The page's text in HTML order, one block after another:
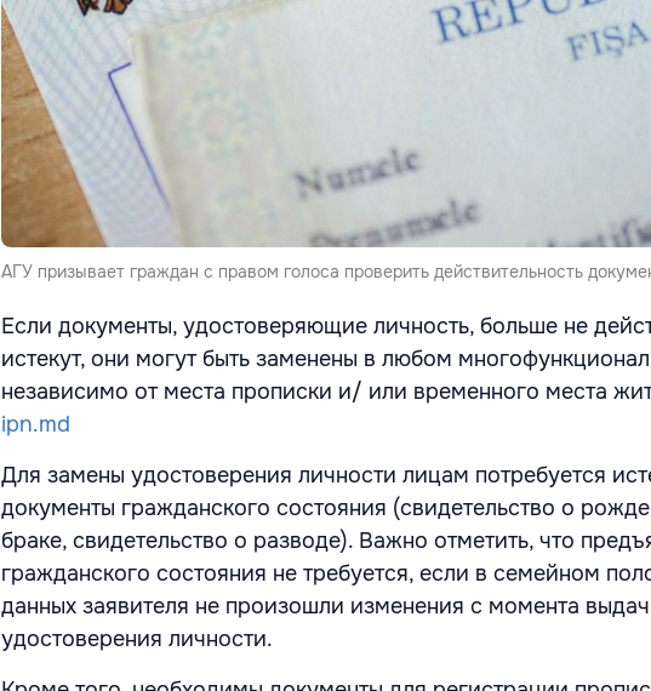
АГУ призывает граждан с правом голоса проверить действительность
Если документы, удостоверяющие личность, больше не
истекут, они могут быть заменены в любом
независимо от места прописки и/ или временного места
ipn.md
Для замены удостоверения личности лицам потребуется
документы гражданского состояния (свидетельство о
браке, свидетельство о разводе). Важно отметить, что
гражданского состояния не требуется, если в семейном
данных заявителя не произошли изменения с момента
удостоверения личности.